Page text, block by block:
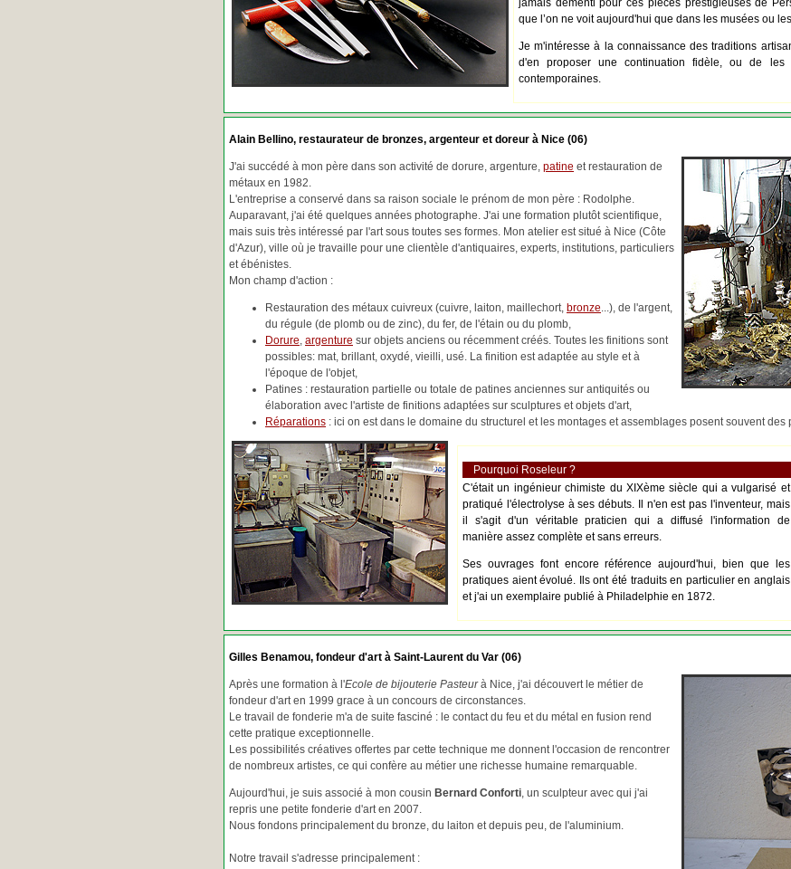
jamais démenti pour ces pièces prestigieuses de
que l’on ne voit aujourd'hui que dans les musées ou
Je m'intéresse à la connaissance des traditions
d'en proposer une continuation fidèle, ou de les
contemporaines.
Alain Bellino, restaurateur de bronzes, argenteur et doreur à Nice (06)
J'ai succédé à mon père dans son activité de dorure, argenture, patine et restauration de
métaux en 1982.
L'entreprise a conservé dans sa raison sociale le prénom de mon père : Rodolphe.
Auparavant, j'ai été quelques années photographe. J'ai une formation plutôt scientifique,
mais suis très intéressé par l'art sous toutes ses formes. Mon atelier est situé à Nice (Côte
d'Azur), ville où je travaille pour une clientèle d'antiquaires, experts, institutions, particuliers
et ébénistes.
Mon champ d'action :
Restauration des métaux cuivreux (cuivre, laiton, maillechort, bronze...), de l'argent,
du régule (de plomb ou de zinc), du fer, de l'étain ou du plomb,
Dorure, argenture sur objets anciens ou récemment créés. Toutes les finitions sont
possibles: mat, brillant, oxydé, vieilli, usé. La finition est adaptée au style et à
l'époque de l'objet,
Patines : restauration partielle ou totale de patines anciennes sur antiquités ou
élaboration avec l'artiste de finitions adaptées sur sculptures et objets d'art,
Réparations : ici on est dans le domaine du structurel et les montages et assemblages posent souvent des
Pourquoi Roseleur ?
C'était un ingénieur chimiste du XIXème siècle qui a vulgarisé et
pratiqué l'électrolyse à ses débuts. Il n'en est pas l'inventeur, mais
il s'agit d'un véritable praticien qui a diffusé l'information de
manière assez complète et sans erreurs.
Ses ouvrages font encore référence aujourd'hui, bien que les
pratiques aient évolué. Ils ont été traduits en particulier en anglais
et j'ai un exemplaire publié à Philadelphie en 1872.
Gilles Benamou, fondeur d'art à Saint-Laurent du Var (06)
Après une formation à l'Ecole de bijouterie Pasteurà Nice, j'ai découvert le métier de
fondeur d'art en 1999 grace à un concours de circonstances.
Le travail de fonderie m'a de suite fasciné : le contact du feu et du métal en fusion rend
cette pratique exceptionnelle.
Les possibilités créatives offertes par cette technique me donnent l'occasion de rencontrer
de nombreux artistes, ce qui confère au métier une richesse humaine remarquable.
Aujourd'hui, je suis associé à mon cousin Bernard Conforti, un sculpteur avec qui j'ai
repris une petite fonderie d'art en 2007.
Nous fondons principalement du bronze, du laiton et depuis peu, de l'aluminium.
Notre travail s'adresse principalement :